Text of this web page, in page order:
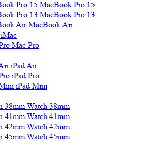
MacBook Pro 15
MacBook Pro 13
MacBook Air
iMac
Mac Pro
iPad Air
iPad Pro
iPad Mini
Watch 38mm
Watch 41mm
Watch 42mm
Watch 45mm